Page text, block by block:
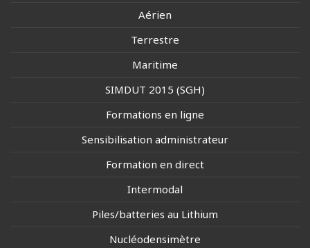
Aérien
Terrestre
Maritime
SIMDUT 2015 (SGH)
Formations en ligne
Sensibilisation administrateur
Formation en direct
Intermodal
Piles/batteries au Lithium
Nucléodensimètre